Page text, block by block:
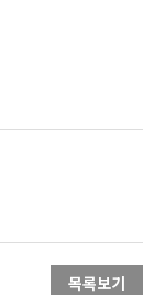
목록보기